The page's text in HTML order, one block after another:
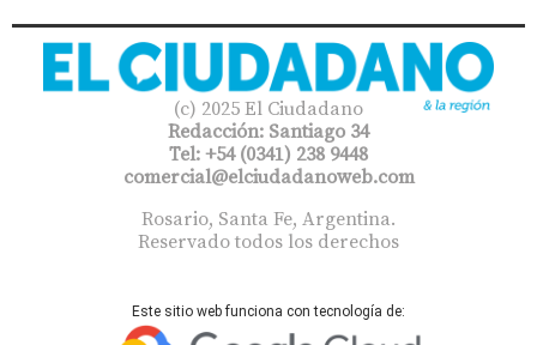
(c) 2025 El Ciudadano
Redacción: Santiago 34
Tel: +54 (0341) 238 9448
comercial@elciudadanoweb.com​
Rosario, Santa Fe, Argentina.
Reservado todos los derechos
Este sitio web funciona con tecnología de: